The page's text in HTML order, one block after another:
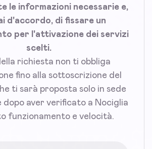
informazioni necessarie e,
d'accordo, di fissare un
per l'attivazione dei servizi
scelti.
richiesta non ti obbliga
fino alla sottoscrizione del
ti sarà proposta solo in sede
dopo aver verificato a Nociglia
funzionamento e velocità.